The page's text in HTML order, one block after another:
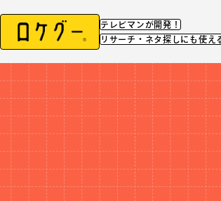
テレビマンが開発！
リサーチ・ネタ探しにも使え